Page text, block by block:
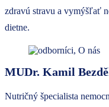
zdravú stravu a vymýšľať
dietne.
MUDr. Kamil
Nutričný špecialista